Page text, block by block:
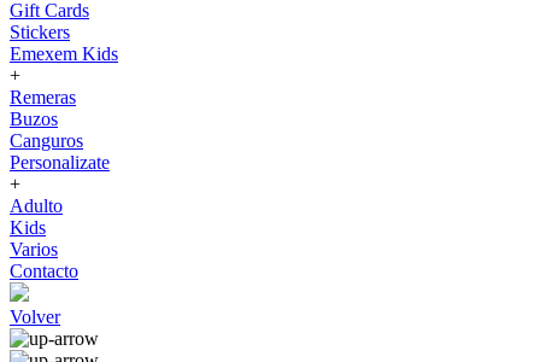
Gift Cards
Stickers
Emexem Kids
+
Remeras
Buzos
Canguros
Personalizate
+
Adulto
Kids
Varios
Contacto
Volver